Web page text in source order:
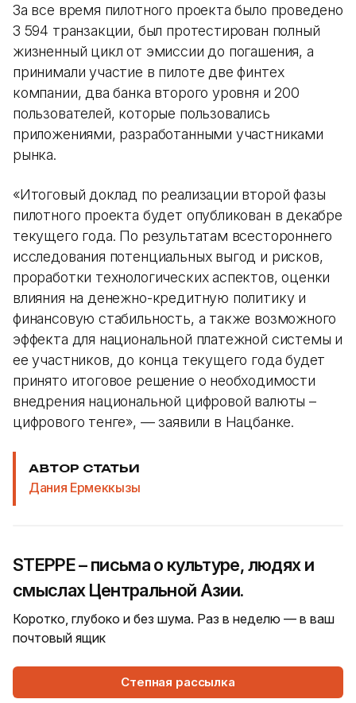
За все время пилотного проекта было проведено
3 594 транзакции, был протестирован полный
жизненный цикл от эмиссии до погашения, а
принимали участие в пилоте две финтех
компании, два банка второго уровня и 200
пользователей, которые пользовались
приложениями, разработанными участниками
рынка.
«Итоговый доклад по реализации второй фазы
пилотного проекта будет опубликован в декабре
текущего года. По результатам всестороннего
исследования потенциальных выгод и рисков,
проработки технологических аспектов, оценки
влияния на денежно-кредитную политику и
финансовую стабильность, а также возможного
эффекта для национальной платежной системы и
ее участников, до конца текущего года будет
принято итоговое решение о необходимости
внедрения национальной цифровой валюты –
цифрового тенге», — заявили в Нацбанке.
АВТОР СТАТЬИ
Дания Ермеккызы
STEPPE – письма о культуре, людях и
смыслах Центральной Азии.
Коротко, глубоко и без шума. Раз в неделю — в ваш
почтовый ящик
Степная рассылка